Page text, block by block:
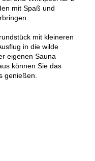
mit Spaß und
mit kleineren
in die wilde
eigenen Sauna
können Sie das
genießen.